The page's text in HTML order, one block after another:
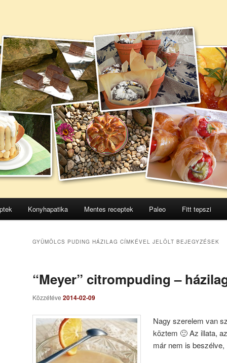
Konyhapatika Mentes receptek Paleo Fitt tepszi
GYÜMÖLCS PUDING HÁZILAG CÍMKÉVEL JELÖLT BEJEGYZÉSEK
“Meyer” citrompuding –
Közzétéve 2014-02-09
Nagy szerelem van
köztem 🙂 Az illata,
már nem is